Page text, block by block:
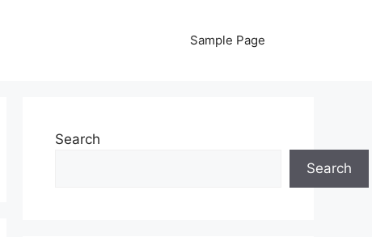
Sample Page
Search
Search